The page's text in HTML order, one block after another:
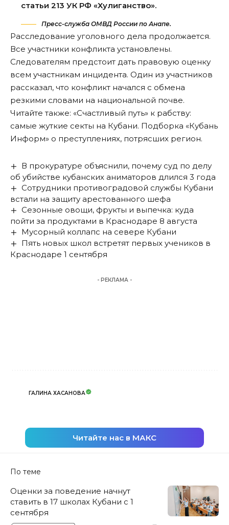
статьи 213 УК РФ «Хулиганство».
Пресс-служба ОМВД России по Анапе.
Расследование уголовного дела продолжается.
Все участники конфликта установлены.
Следователям предстоит дать правовую оценку
всем участникам инцидента. Один из участников
рассказал, что конфликт начался с обмена
резкими словами на национальной почве.
Читайте также: «Счастливый путь» к рабству:
самые жуткие секты на Кубани. Подборка «Кубань
Информ» о преступлениях, потрясших регион.
В прокуратуре объяснили, почему суд по делу
об убийстве кубанских аниматоров длился 3 года
Сотрудники противоградовой службы Кубани
встали на защиту арестованного шефа
Сезонные овощи, фрукты и выпечка: куда
пойти за продуктами в Краснодаре 8 августа
Мусорный коллапс на севере Кубани
Пять новых школ встретят первых учеников в
Краснодаре 1 сентября
- РЕКЛАМА -
ГАЛИНА ХАСАНОВА
Читайте нас в МАКС
По теме
Оценки за поведение начнут
ставить в 17 школах Кубани с 1
сентября